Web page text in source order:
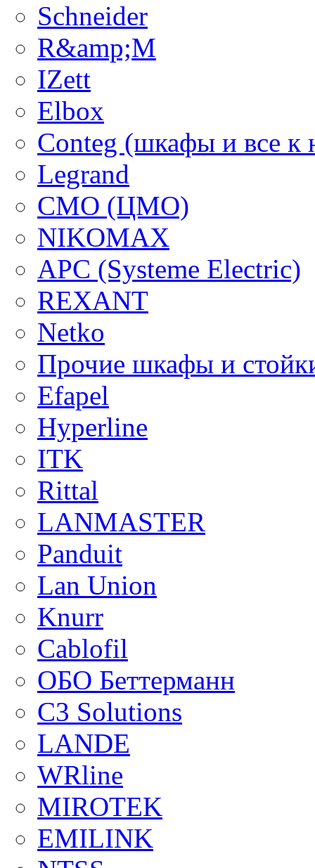
Schneider
R&amp;M
IZett
Elbox
Conteg (шкафы и все к
Legrand
CMO (ЦМО)
NIKOMAX
APC (Systeme Electric)
REXANT
Netko
Прочие шкафы и
Efapel
Hyperline
ITK
Rittal
LANMASTER
Panduit
Lan Union
Knurr
Cablofil
ОБО Беттерманн
C3 Solutions
LANDE
WRline
MIROTEK
EMILINK